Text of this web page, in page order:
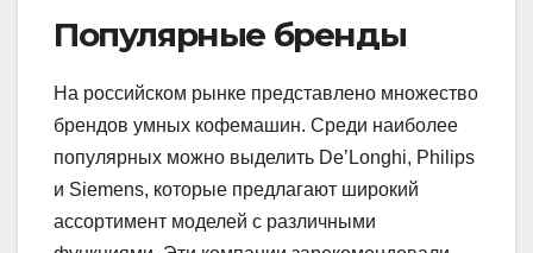
Популярные бренды
На российском рынке представлено множество
брендов умных кофемашин. Среди наиболее
популярных можно выделить De’Longhi, Philips
и Siemens, которые предлагают широкий
ассортимент моделей с различными